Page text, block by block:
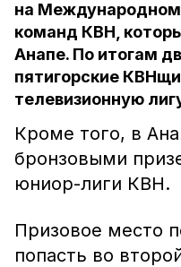
на
команд КВН,
Анапе. По итогам
пятигорские
телевизионную
Кроме того, в
бронзовыми
юниор-лиги КВН.
Призовое место
попасть во